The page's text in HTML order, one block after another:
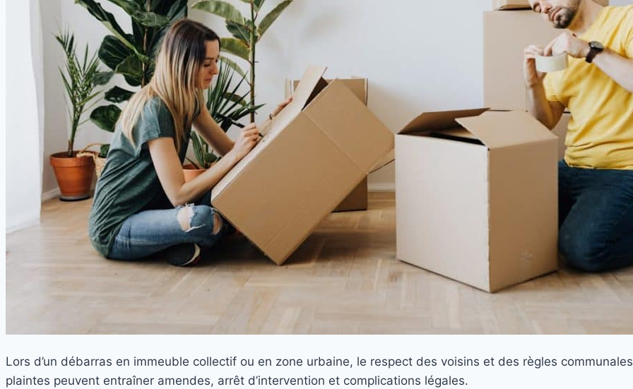
Lors d’un débarras en immeuble collectif ou en zone urbaine, le respect des voisins et des règles
plaintes peuvent entraîner amendes, arrêt d’intervention et complications légales.